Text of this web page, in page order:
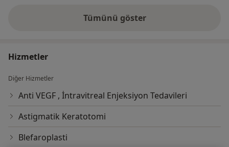
Tümünü gösterdeneyim hakkında
Hizmetler
Diğer Hizmetler
Anti VEGF , İntravitreal Enjeksiyon Tedavileri
Astigmatik Keratotomi
Blefaroplasti